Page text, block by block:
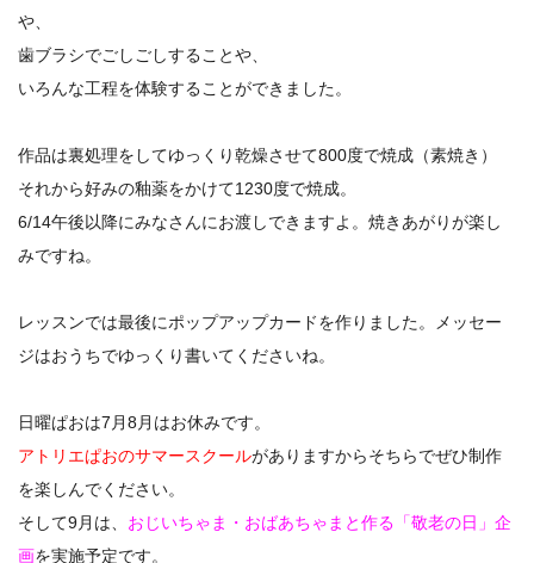
や、
歯ブラシでごしごしすることや、
いろんな工程を体験することができました。
作品は裏処理をしてゆっくり乾燥させて800度で焼成（素焼き）
それから好みの釉薬をかけて1230度で焼成。
6/14午後以降にみなさんにお渡しできますよ。焼きあがりが楽し
みですね。
レッスンでは最後にポップアップカードを作りました。メッセー
ジはおうちでゆっくり書いてくださいね。
日曜ぱおは7月8月はお休みです。
アトリエぱおのサマースクールがありますからそちらでぜひ制作
を楽しんでください。
そして9月は、 おじいちゃま・おばあちゃまと作る「敬老の日」企
画を実施予定です。